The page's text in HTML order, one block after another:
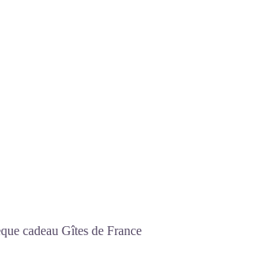
cadeau Gîtes de France